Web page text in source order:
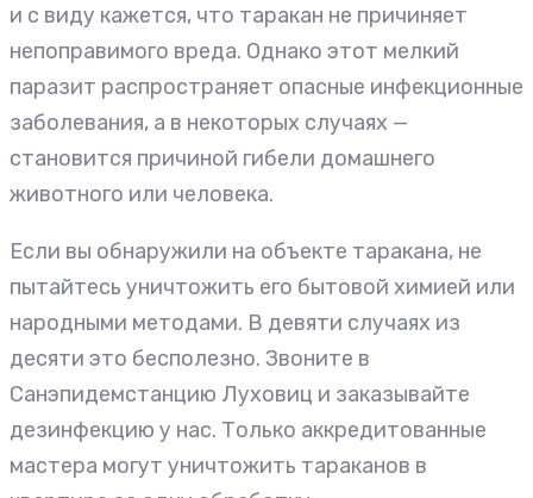
и с виду кажется, что таракан не причиняет
непоправимого вреда. Однако этот мелкий
паразит распространяет опасные инфекционные
заболевания, а в некоторых случаях —
становится причиной гибели домашнего
животного или человека.
Если вы обнаружили на объекте таракана, не
пытайтесь уничтожить его бытовой химией или
народными методами. В девяти случаях из
десяти это бесполезно. Звоните в
Санэпидемстанцию Луховиц и заказывайте
дезинфекцию у нас. Только аккредитованные
мастера могут уничтожить тараканов в